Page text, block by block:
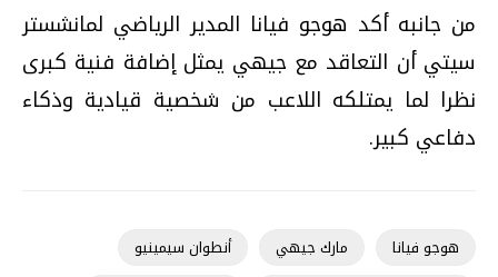
من جانبه أكد هوجو فيانا المدير الرياضي لمانشستر
سيتي أن التعاقد مع جيهي يمثل إضافة فنية كبرى
نظرا لما يمتلكه اللاعب من شخصية قيادية وذكاء
دفاعي كبير.
هوجو فيانا مارك جيهي
أنطوان سيمينيو